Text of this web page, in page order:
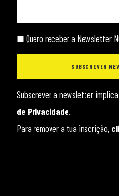
Quero receber a Newsletter
Subscrever a newsletter
de Privacidade.
Para remover a tua inscrição,